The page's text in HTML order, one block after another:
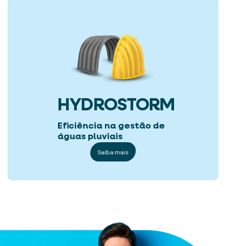
HYDROSTORM
Eficiência na gestão de
águas pluviais
Saiba mais